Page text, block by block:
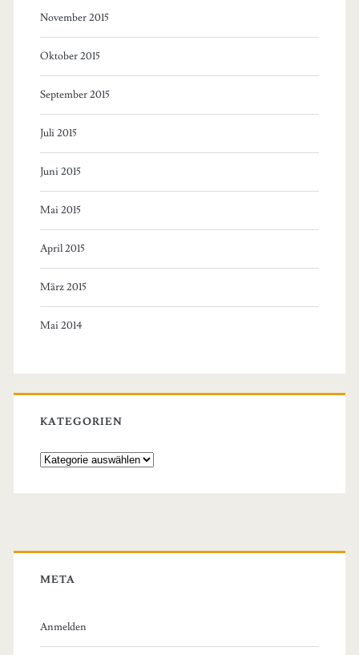
November 2015
Oktober 2015
September 2015
Juli 2015
Juni 2015
Mai 2015
April 2015
März 2015
Mai 2014
KATEGORIEN
Kategorien
META
Anmelden